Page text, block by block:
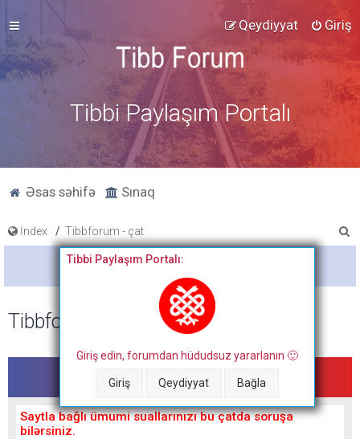
Giriş
Qeydiyyat
Tibbi Paylaşım Portalı
Əsas səhifə Sınaq
İndex Tibbforum - çat
Bitdi
Tibbi Paylaşım Portalı:
Giriş edin, forumdan hüdudsuz yararlanın 🙂
Giriş Qeydiyyat Bağla
Tibbforum - çat
Tibbforum - çat
Saytla bağlı ümumi suallarınızı bu çatda soruşa
bilərsiniz.